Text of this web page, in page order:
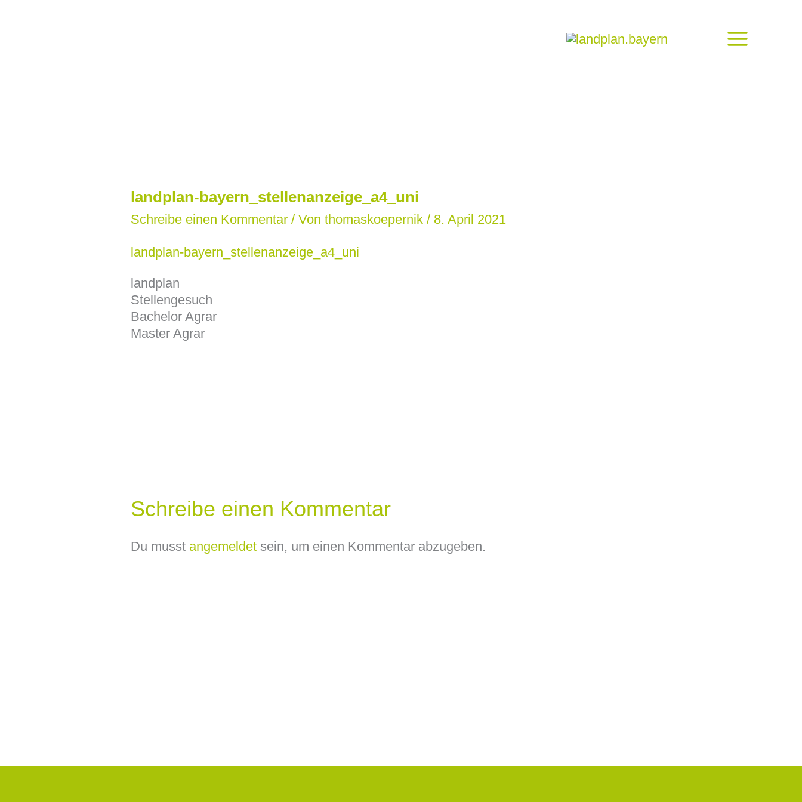
landplan-bayern_stellenanzeige_a4_uni
Schreibe einen Kommentar / Von thomaskoepernik / 8. April 2021
landplan-bayern_stellenanzeige_a4_uni
landplan
Stellengesuch
Bachelor Agrar
Master Agrar
Schreibe einen Kommentar
Du musst angemeldetsein, um einen Kommentar abzugeben.